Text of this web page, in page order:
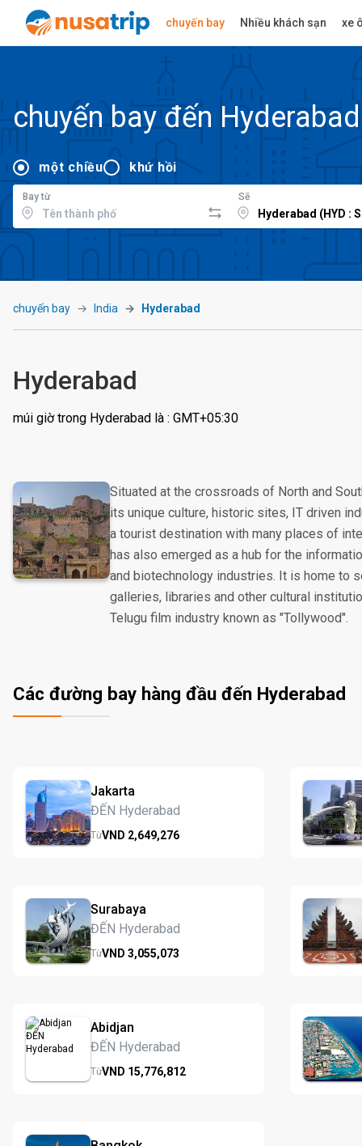
chuyến bay Nhiều khách sạn xe
chuyến bay đến Hyderabad
một chiều khứ hồi
Bay từ Sẽ
chuyến bay India Hyderabad
Hyderabad
múi giờ trong Hyderabad là : GMT+05:30
Situated at the crossroads of North and
its unique culture, historic sites, IT driven
a tourist destination with many places of
has also emerged as a hub for the
and biotechnology industries. It is home to
galleries, libraries and other cultural
Telugu film industry known as "Tollywood".
Các đường bay hàng đầu đến Hyderabad
Jakarta
ĐẾN Hyderabad
TừVND 2,649,276
Surabaya
ĐẾN Hyderabad
TừVND 3,055,073
Abidjan
ĐẾN Hyderabad
TừVND 15,776,812